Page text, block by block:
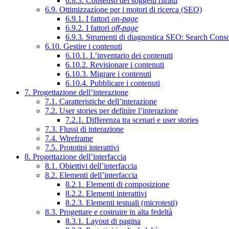
6.9. Ottimizzazione per i motori di ricerca (SEO)
6.9.1. I fattori on-page
6.9.2. I fattori off-page
6.9.3. Strumenti di diagnostica SEO: Search
6.10. Gestire i contenuti
6.10.1. L’inventario dei contenuti
6.10.2. Revisionare i contenuti
6.10.3. Migrare i contenuti
6.10.4. Pubblicare i contenuti
7. Progettazione dell’interazione
7.1. Caratteristiche dell’interazione
7.2. User stories per definire l’interazione
7.2.1. Differenza tra scenari e user stories
7.3. Flussi di interazione
7.4. Wireframe
7.5. Prototipi interattivi
8. Progettazione dell’interfaccia
8.1. Obiettivi dell’interfaccia
8.2. Elementi dell’interfaccia
8.2.1. Elementi di composizione
8.2.2. Elementi interattivi
8.2.3. Elementi testuali (microtesti)
8.3. Progettare e costruire in alta fedeltà
8.3.1. Layout di pagina